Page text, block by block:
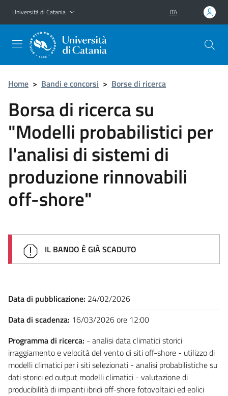
Vai al contenuto principale
Vai al menu di navigazione
Università di Catania ITA
Home > Bandi e concorsi > Borse di ricerca
Borsa di ricerca su
"Modelli probabilistici per
l'analisi di sistemi di
produzione rinnovabili
off-shore"
IL BANDO È GIÀ SCADUTO
Data di pubblicazione: 24/02/2026
Data di scadenza: 16/03/2026 ore 12:00
Programma di ricerca: - analisi data climatici storici
irraggiamento e velocità del vento di siti off-shore - utilizzo di
modelli climatici per i siti selezionati - analisi probabilistiche su
dati storici ed output modelli climatici - valutazione di
producibilità di impianti ibridi off-shore fotovoltaici ed eolici